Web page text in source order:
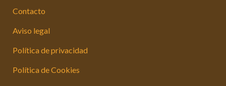
Contacto
Aviso legal
Política de privacidad
Política de Cookies